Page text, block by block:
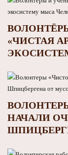
«ЧИСТАЯ
НАЧАЛИ